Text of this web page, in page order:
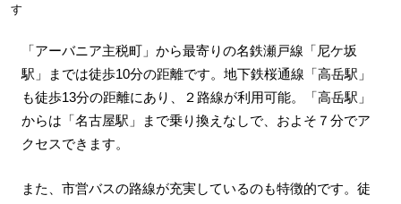
す
「アーバニア主税町」から最寄りの名鉄瀬戸線「尼ケ坂
駅」までは徒歩10分の距離です。地下鉄桜通線「高岳駅」
も徒歩13分の距離にあり、２路線が利用可能。「高岳駅」
からは「名古屋駅」まで乗り換えなしで、およそ７分でア
クセスできます。
また、市営バスの路線が充実しているのも特徴的です。徒